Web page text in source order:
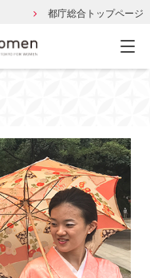
都庁総合トップページ